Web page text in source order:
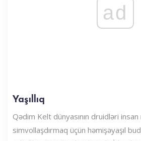
ad
Yaşıllıq
Qədim Kelt dünyasının druidləri
simvollaşdırmaq üçün həmişəyaşıl